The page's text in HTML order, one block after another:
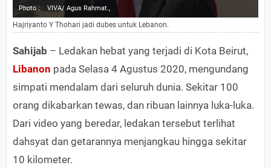
Photo : VIVA/ Agus Rahmat.,
Hajriyanto Y Thohari jadi dubes untuk Lebanon.
Sahijab – Ledakan hebat yang terjadi di Kota Beirut,
Libanon pada Selasa 4 Agustus 2020, mengundang
simpati mendalam dari seluruh dunia. Sekitar 100
orang dikabarkan tewas, dan ribuan lainnya luka-luka.
Dari video yang beredar, ledakan tersebut terlihat
dahsyat dan getarannya menjangkau hingga sekitar
10 kilometer.